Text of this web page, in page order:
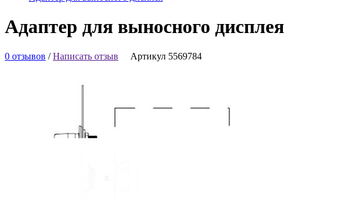
Адаптер для выносного дисплея
0 отзывов /Написать отзыв Артикул 5569784